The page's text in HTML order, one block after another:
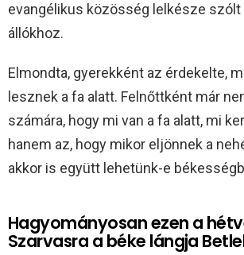
evangélikus közösség lelkésze szólt
állókhoz.
Elmondta, gyerekként az érdekelte,
lesznek a fa alatt. Felnőttként már
számára, hogy mi van a fa alatt, mi
hanem az, hogy mikor eljönnek a
akkor is együtt lehetünk-e
Hagyományosan ezen a
Szarvasra a béke lángja